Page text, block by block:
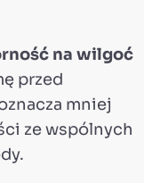
na wilgoć
przed
mniej
ze wspólnych